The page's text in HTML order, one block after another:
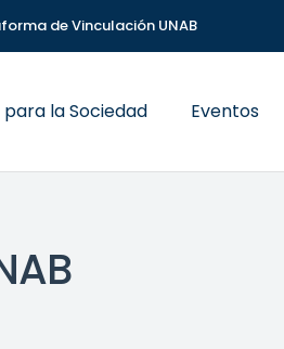
de Vinculación UNAB
para la Sociedad Eventos